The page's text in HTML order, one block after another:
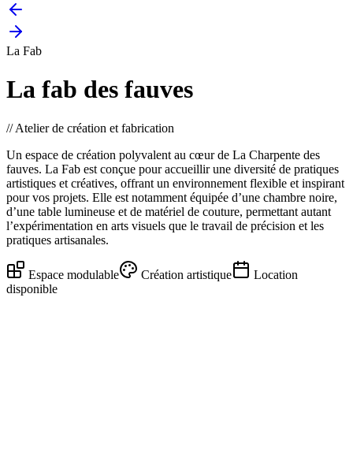
La Fab
La fab des fauves
// Atelier de création et fabrication
Un espace de création polyvalent au cœur de La Charpente des
fauves. La Fab est conçue pour accueillir une diversité de pratiques
artistiques et créatives, offrant un environnement flexible et inspirant
pour vos projets. Elle est notamment équipée d’une chambre noire,
d’une table lumineuse et de matériel de couture, permettant autant
l’expérimentation en arts visuels que le travail de précision et les
pratiques artisanales.
Espace modulable Création artistique
Location
disponible